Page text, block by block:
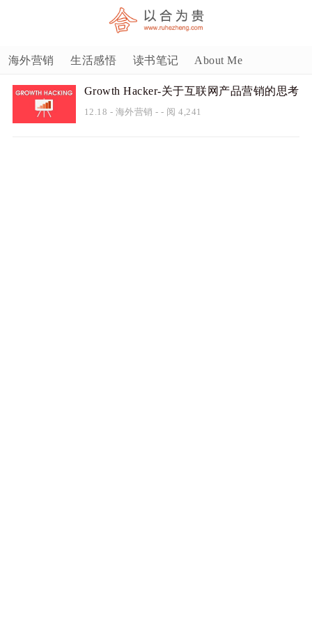
海外营销 生活感悟 读书笔记 About Me
Growth Hacker-关于互联网产品营销的思考
12.18 - 海外营销 - - 阅 4,241